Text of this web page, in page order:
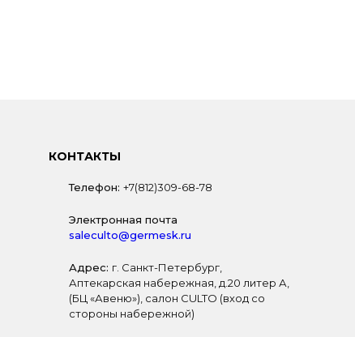
КОНТАКТЫ
Телефон: +7(812)309-68-78
Электронная почта
saleculto@germesk.ru
Адрес: г. Санкт-Петербург,
Аптекарская набережная, д.20 литер А,
(БЦ «Авеню»), салон CULTO (вход со
стороны набережной)